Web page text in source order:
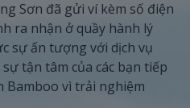
Sơn đã gửi ví kèm số điện
ra nhận ở quầy hành lý
sự ấn tượng với dịch vụ
tận tâm của các bạn tiếp
Bamboo vì trải nghiệm